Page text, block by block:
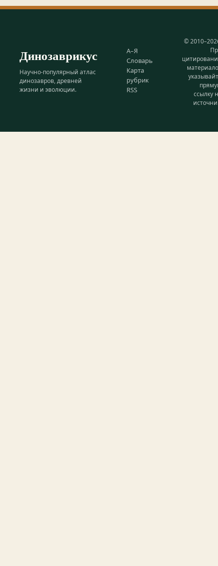
Динозаврикус
Научно-популярный атлас
динозавров, древней
жизни и эволюции.
А–Я
Словарь
Карта
рубрик
RSS
©
ссылку